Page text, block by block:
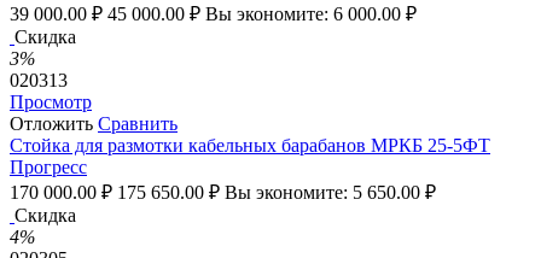
39 000.00 ₽ 45 000.00 ₽ Вы экономите: 6 000.00 ₽
Скидка
3%
020313
Просмотр
Отложить Сравнить
Стойка для размотки кабельных барабанов МРКБ 25-5ФТ
Прогресс
170 000.00 ₽ 175 650.00 ₽ Вы экономите: 5 650.00 ₽
Скидка
4%